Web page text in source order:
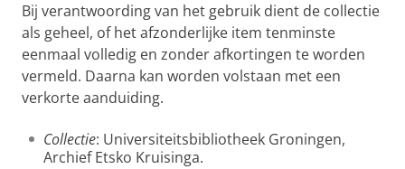
Bij verantwoording van het gebruik dient de collectie
als geheel, of het afzonderlijke item tenminste
eenmaal volledig en zonder afkortingen te worden
vermeld. Daarna kan worden volstaan met een
verkorte aanduiding.
Collectie: Universiteitsbibliotheek Groningen,
Archief Etsko Kruisinga.